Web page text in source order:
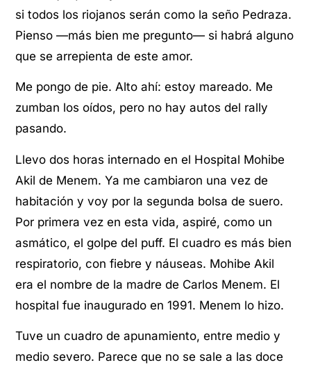
si todos los riojanos serán como la seño Pedraza.
Pienso —más bien me pregunto— si habrá alguno
que se arrepienta de este amor.
Me pongo de pie. Alto ahí: estoy mareado. Me
zumban los oídos, pero no hay autos del rally
pasando.
Llevo dos horas internado en el Hospital Mohibe
Akil de Menem. Ya me cambiaron una vez de
habitación y voy por la segunda bolsa de suero.
Por primera vez en esta vida, aspiré, como un
asmático, el golpe del puff. El cuadro es más bien
respiratorio, con fiebre y náuseas. Mohibe Akil
era el nombre de la madre de Carlos Menem. El
hospital fue inaugurado en 1991. Menem lo hizo.
Tuve un cuadro de apunamiento, entre medio y
medio severo. Parece que no se sale a las doce